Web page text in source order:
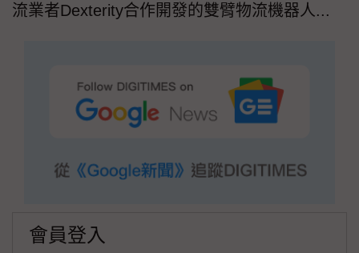
流業者Dexterity合作開發的雙臂物流機器人...
會員登入